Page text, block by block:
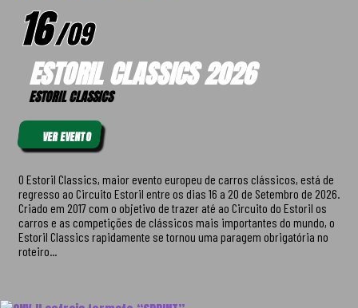
16/09
ESTORIL CLASSICS 2026
ESTORIL CLASSICS
VER EVENTO
O Estoril Classics, maior evento europeu de carros clássicos, está de
regresso ao Circuito Estoril entre os dias 16 a 20 de Setembro de 2026.
Criado em 2017 com o objetivo de trazer até ao Circuito do Estoril os
carros e as competições de clássicos mais importantes do mundo, o
Estoril Classics rapidamente se tornou uma paragem obrigatória no
roteiro...